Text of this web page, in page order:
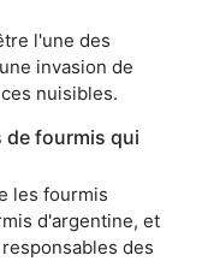
l'une des
invasion de
nuisibles.
de fourmis qui
les fourmis
d'argentine, et
des